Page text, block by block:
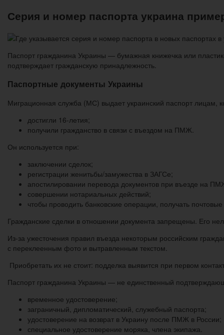
Серия и номер паспорта украина
Паспорт гражданина Украины — бумажная книжечка или
подтверждает гражданскую принадлежность.
Паспортные документы Украины
Миграционная служба (МС) выдает украинский паспорт лицам,
достигли 16-летия;
получили гражданство в связи с въездом на ПМЖ.
Он используется при:
заключении сделок;
регистрации женитьбы/замужества в ЗАГСе;
апостилировании перевода документов при въезде на
совершении нотариальных действий;
чтобы проводить банковские операции, получать
Гражданские сделки в отношении документа запрещены. Его
Из-за ужесточения правил въезда некоторым российским
с переклеенным фото и вытравленным текстом.
Приобретать их не стоит: подделка выявится при первом
Паспорт гражданина Украины — не единственный
временное удостоверение;
заграничный, дипломатический, служебный паспорта;
удостоверение на возврат в Украину после ПМЖ в России;
специальное удостоверение моряка, члена экипажа.